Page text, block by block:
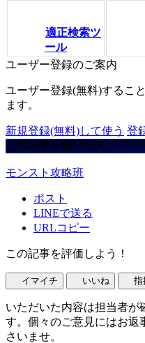
適正検索ツ
ール
ユーザー登録のご案内
ユーザー登録(無料)するこ
ます。
新規登録(無料)して使う 登
この記事を書いた人
モンスト攻略班
ポスト
LINEで送る
URLコピー
この記事を評価しよう！
イマイチ いいね 指
いただいた内容は担当者が
す。個々のご意見にはお返
さいませ。